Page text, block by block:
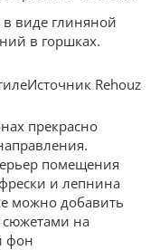
виде глиняной
в горшках.
Rehouz
прекрасно
помещения
и лепнина
можно добавить
на
фон